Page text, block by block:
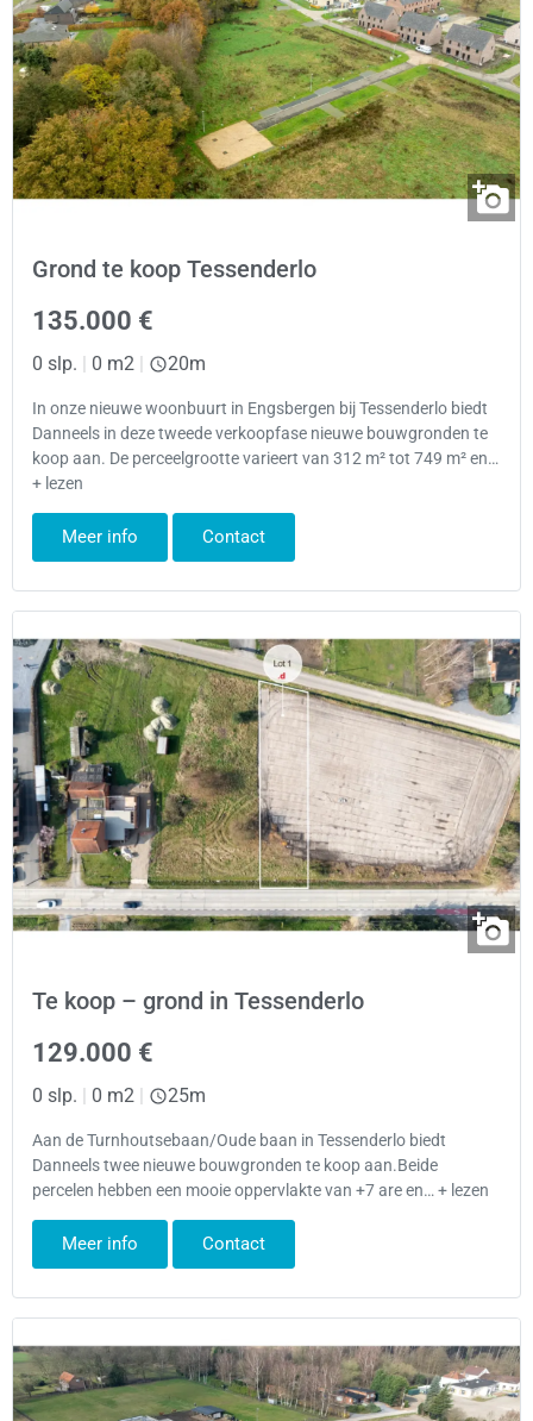
Grond te koop Tessenderlo
135.000 €
0 slp. 0 m2 20m
In onze nieuwe woonbuurt in Engsbergen bij Tessenderlo biedt
Danneels in deze tweede verkoopfase nieuwe bouwgronden te
koop aan. De perceelgrootte varieert van 312 m² tot 749 m² en…
+ lezen
Meer info Contact
Te koop – grond in Tessenderlo
129.000 €
0 slp. 0 m2 25m
Aan de Turnhoutsebaan/Oude baan in Tessenderlo biedt
Danneels twee nieuwe bouwgronden te koop aan.Beide
percelen hebben een mooie oppervlakte van +7 are en… + lezen
Meer info Contact